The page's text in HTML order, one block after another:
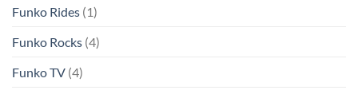
Funko Rides (1)
Funko Rocks (4)
Funko TV (4)